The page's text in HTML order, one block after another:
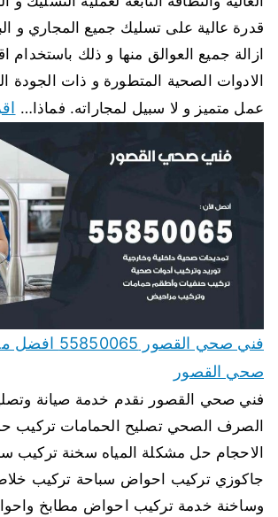
قدرة عالية على تسليك جميع المجاري و
ازالة جميع العوالق منها و ذلك باستخدام
الادوات الصحية المتطورة و ذات الجودة
عمل متميز و لا سبيل لمجاراته. فماذا…
فني صحي القصور
صحي القصور
فني صحي القصور نقدم خدمة صيانة
الصرف الصحي تصليح الحمامات تركيب
الاحجام حل مشكلة المياه سخنة تركيب
جاكوزي تركيب احواض سباحة تركيب
وساخنة خدمة تركيب احواض مطابخ